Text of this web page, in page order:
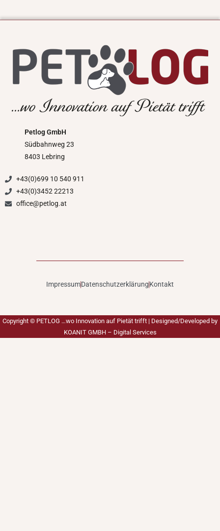
Petlog GmbH
Südbahnweg 23
8403 Lebring
+43(0)699 10 540 911
+43(0)3452 22213
office@petlog.at
ImpressumDatenschutzerklärungKontakt
Copyright © PETLOG …wo Innovation auf Pietät trifft | Designed/Developed by
KOANIT GMBH – Digital Services